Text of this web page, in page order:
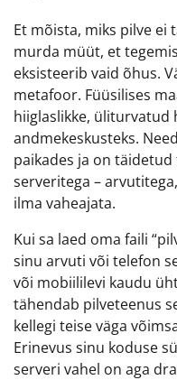
Et mõista, miks pilve ei
murda müüt, et
eksisteerib vaid õhus.
metafoor. Füüsilises
hiiglaslikke, üliturvatud
andmekeskusteks.
paikades ja on
serveritega –
ilma vaheajata.
Kui sa laed oma faili
sinu arvuti või telefon
või mobiililevi kaudu
tähendab pilveteenus
kellegi teise väga
Erinevus sinu koduse
serveri vahel on aga